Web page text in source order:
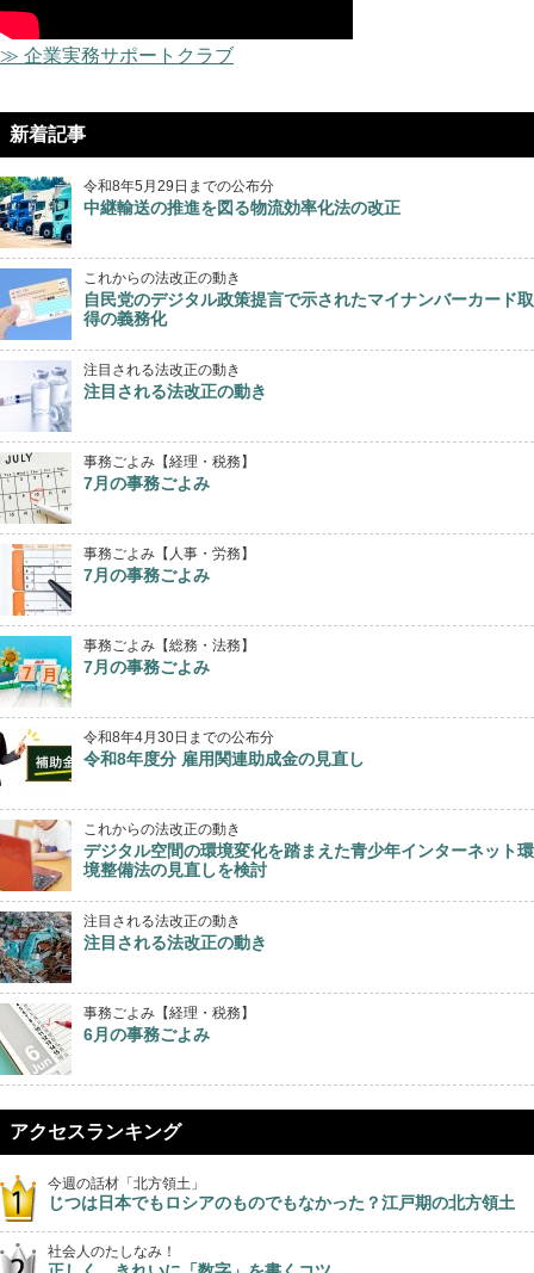
≫ 企業実務サポートクラブ
新着記事
令和8年5月29日までの公布分
中継輸送の推進を図る物流効率化法の改正
これからの法改正の動き
自民党のデジタル政策提言で示されたマイナンバーカード取
得の義務化
注目される法改正の動き
注目される法改正の動き
事務ごよみ【経理・税務】
7月の事務ごよみ
事務ごよみ【人事・労務】
7月の事務ごよみ
事務ごよみ【総務・法務】
7月の事務ごよみ
令和8年4月30日までの公布分
令和8年度分 雇用関連助成金の見直し
これからの法改正の動き
デジタル空間の環境変化を踏まえた青少年インターネット環
境整備法の見直しを検討
注目される法改正の動き
注目される法改正の動き
事務ごよみ【経理・税務】
6月の事務ごよみ
アクセスランキング
今週の話材「北方領土」
じつは日本でもロシアのものでもなかった？江戸期の北方領土
社会人のたしなみ！